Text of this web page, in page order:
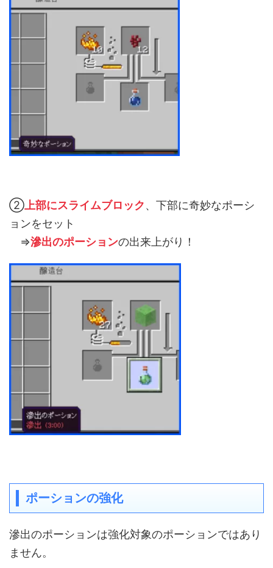
② 上部にスライムブロック、 下部に奇妙なポーシ
ョンをセット
⇒滲出のポーションの出来上がり！
ポーションの強化
滲出のポーションは強化対象のポーションではあり
ません。